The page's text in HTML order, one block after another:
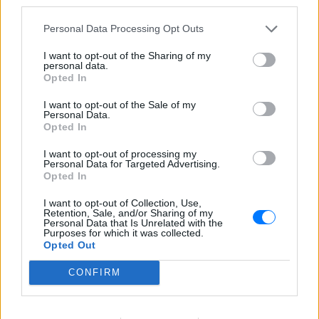
Personal Data Processing Opt Outs
I want to opt-out of the Sharing of my
personal data.
Opted In
I want to opt-out of the Sale of my
Personal Data.
Opted In
I want to opt-out of processing my
Personal Data for Targeted Advertising.
Opted In
I want to opt-out of Collection, Use,
Retention, Sale, and/or Sharing of my
Personal Data that Is Unrelated with the
Purposes for which it was collected.
Opted Out
CONFIRM
οδικού δικτύου 8 χιλιομέτρων και
Παναθηναϊκού.
Ισραηλινό ΥΠΕΞ προς τουρίστες στην Ελλάδα:
«Κρύψτε ότι είστε Ισραηλινοί» λόγω
διαδηλώσεων
Ταξιδιωτική προειδοποίηση εξέδωσε το ισραηλινό
υπουργείο Εξωτερικών ενόψει της «ημέρας οργής»
φιλοπαλαιστινιακών οργανώσεων σε 36 σημεία της χώρας.
ΣΉΜΕΡΑ
Επιτρέπεται να προσπεράσεις
περιπολικό; Τι λέει ο ΚΟΚ που